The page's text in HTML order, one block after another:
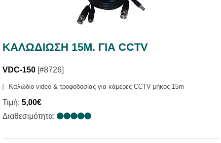
ΚΑΛΩΔΙΩΣΗ 15M. ΓΙΑ CCTV
VDC-150 [#8726]
Καλώδιο video & τροφοδοσίας για κάμερες CCTV μήκος 15m
Τιμή: 5,00€
Διαθεσιμότητα: